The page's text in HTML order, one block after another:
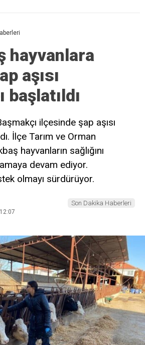
hayvanlara
aşısı
başlatıldı
ilçesinde şap aşısı
İlçe Tarım ve Orman
hayvanların sağlığını
devam ediyor.
olmayı sürdürüyor.
Son Dakika Haberleri